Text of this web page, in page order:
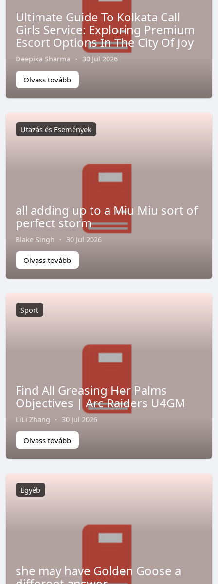
Ultimate Guide To Kolkata Call
Girls Service: Exploring Premium
Escort Options In The City Of Joy
Deepika Sharma · 30 Jul 2026
Olvass tovább
Utazás és Események
all adding up to a Miu Miu sort of
perfect storm
Blake Singh · 30 Jul 2026
Olvass tovább
Sport
Find All Greasing Her Palms
Objectives | Arc Raiders U4GM
LiLi Zhang · 30 Jul 2026
Olvass tovább
Egyéb
she may have Golden Goose a